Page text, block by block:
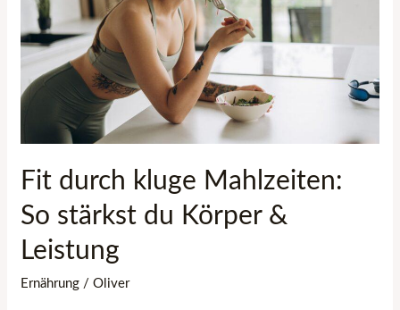
Fit durch kluge Mahlzeiten:
So stärkst du Körper &
Leistung
Ernährung /Oliver
stärkst
Körper
Leistung